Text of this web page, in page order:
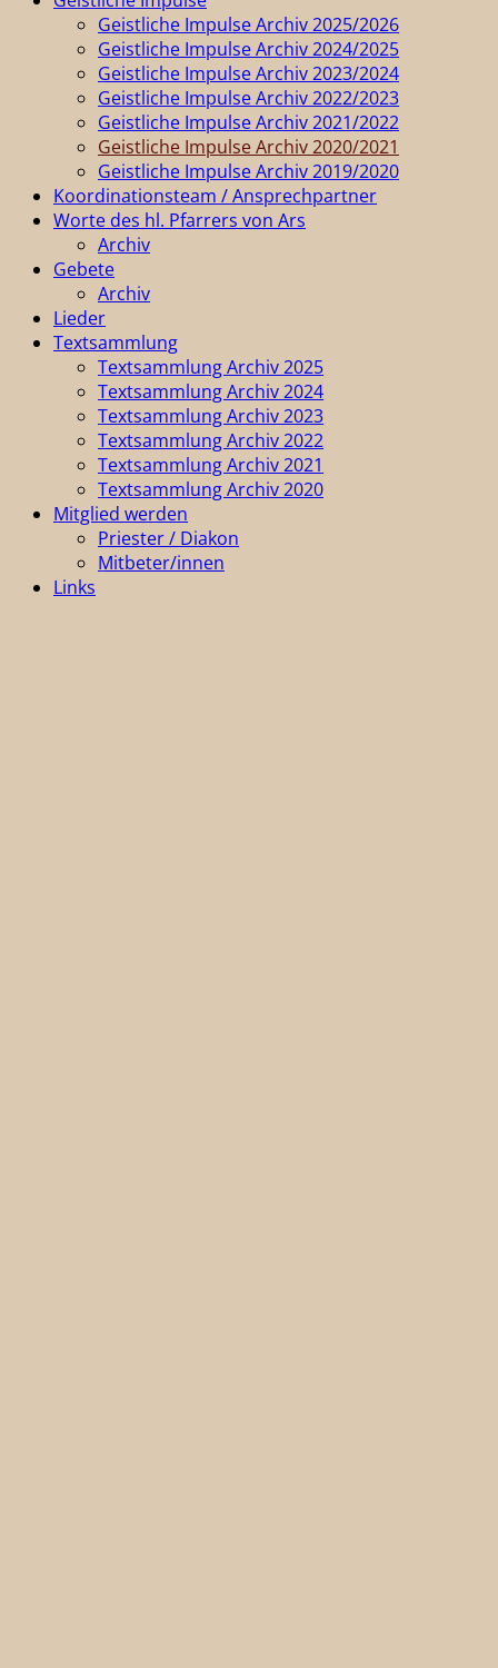
Geistliche Impulse Archiv 2025/2026
Geistliche Impulse Archiv 2024/2025
Geistliche Impulse Archiv 2023/2024
Geistliche Impulse Archiv 2022/2023
Geistliche Impulse Archiv 2021/2022
Geistliche Impulse Archiv 2020/2021
Geistliche Impulse Archiv 2019/2020
Koordinationsteam / Ansprechpartner
Worte des hl. Pfarrers von Ars
Archiv
Gebete
Archiv
Lieder
Textsammlung
Textsammlung Archiv 2025
Textsammlung Archiv 2024
Textsammlung Archiv 2023
Textsammlung Archiv 2022
Textsammlung Archiv 2021
Textsammlung Archiv 2020
Mitglied werden
Priester / Diakon
Mitbeter/innen
Links